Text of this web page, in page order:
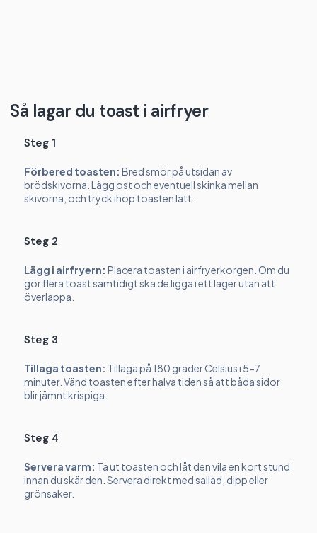
Så lagar du toast i airfryer
Steg 1
Förbered toasten: Bred smör på utsidan av
brödskivorna. Lägg ost och eventuell skinka mellan
skivorna, och tryck ihop toasten lätt.
Steg 2
Lägg i airfryern: Placera toasten i airfryerkorgen. Om du
gör flera toast samtidigt ska de ligga i ett lager utan att
överlappa.
Steg 3
Tillaga toasten: Tillaga på 180 grader Celsius i 5-7
minuter. Vänd toasten efter halva tiden så att båda sidor
blir jämnt krispiga.
Steg 4
Servera varm: Ta ut toasten och låt den vila en kort stund
innan du skär den. Servera direkt med sallad, dipp eller
grönsaker.